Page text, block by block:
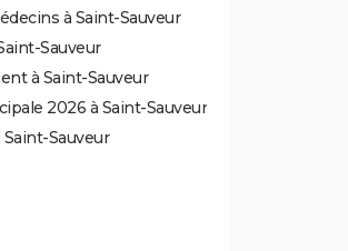
à Saint-Sauveur
Sauveur
à Saint-Sauveur
2026 à Saint-Sauveur
Sauveur